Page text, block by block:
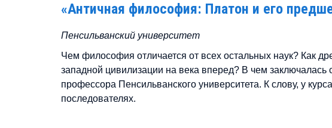
«Античная философия: Платон и его
Пенсильванский университет
Чем философия отличается от всех остальных наук? Как
западной цивилизации на века вперед? В чем заключалась
профессора Пенсильванского университета. К слову, у
последователях.